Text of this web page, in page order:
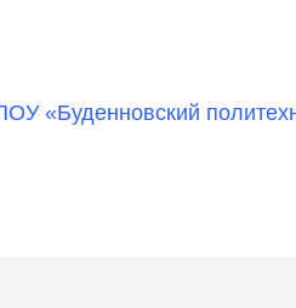
«Буденновский